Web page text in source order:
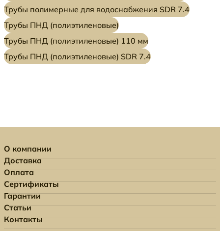
Трубы полимерные для водоснабжения SDR 7.4
Трубы ПНД (полиэтиленовые)
Трубы ПНД (полиэтиленовые) 110 мм
Трубы ПНД (полиэтиленовые) SDR 7.4
О компании
Доставка
Оплата
Сертификаты
Гарантии
Статьи
Контакты